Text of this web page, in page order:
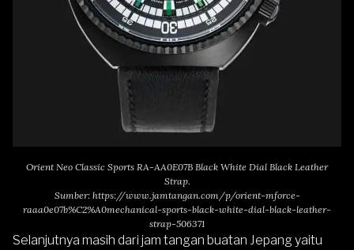
Orient Neo Classic Sports RA-AA0E07B Black White Dial Black Leather
Strap.
Sumber: https://www.jamtangan.com/p/orient-mforce-
raaa0e07b%C2%A0mechanical-sports-black-white-dial-black-leather-
strap-506371
Selanjutnya masih dari jam tangan buatan Jepang yaitu